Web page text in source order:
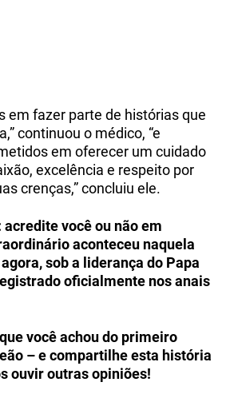
em fazer parte de histórias que
continuou o médico, “e
em oferecer um cuidado
excelência e respeito por
crenças,” concluiu ele.
você ou não em
aconteceu naquela
sob a liderança do Papa
oficialmente nos anais
você achou do primeiro
– e compartilhe esta história
ouvir outras opiniões!